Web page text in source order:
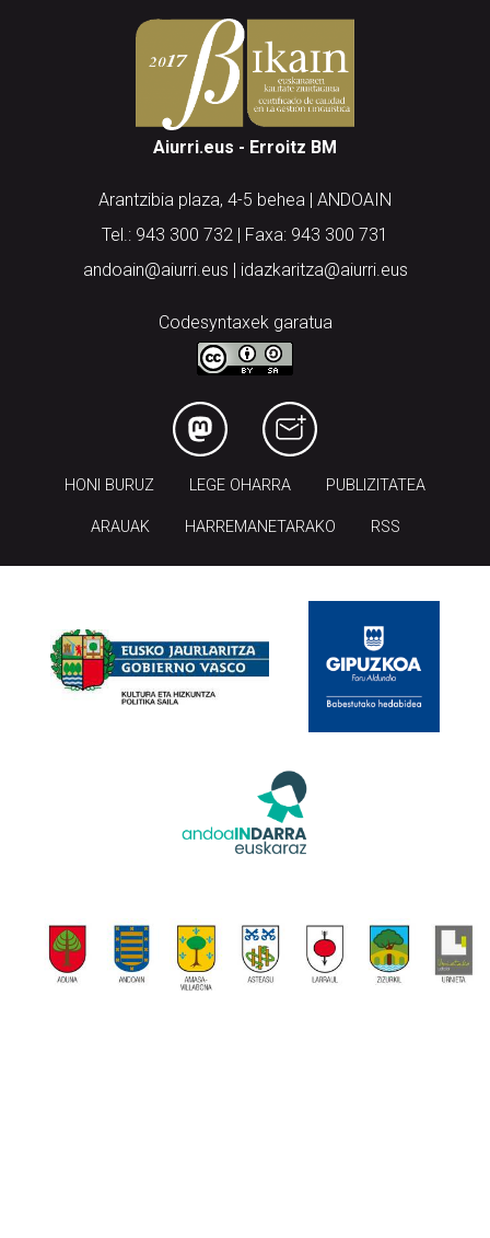
Aiurri.eus - Erroitz BM
Arantzibia plaza, 4-5 behea | ANDOAIN
Tel.: 943 300 732 | Faxa: 943 300 731
andoain@aiurri.eus | idazkaritza@aiurri.eus
Codesyntaxek garatua
HONI BURUZ LEGE OHARRA PUBLIZITATEA
ARAUAK HARREMANETARAKO RSS